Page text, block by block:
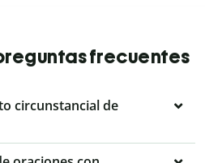
frecuentes
circunstancial de